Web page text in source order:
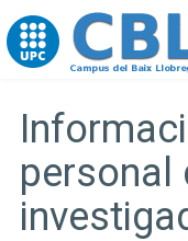
Go to upc.edu
personal